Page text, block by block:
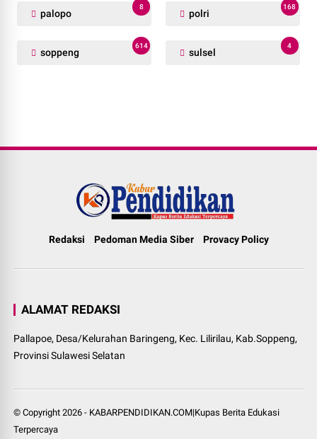
palopo
8
polri
168
soppeng
614
sulsel
4
Redaksi Pedoman Media Siber Provacy Policy
ALAMAT REDAKSI
Pallapoe, Desa/Kelurahan Baringeng, Kec. Lilirilau, Kab.Soppeng,
Provinsi Sulawesi Selatan
© Copyright2026 - KABARPENDIDIKAN.COM|Kupas Berita Edukasi
Terpercaya